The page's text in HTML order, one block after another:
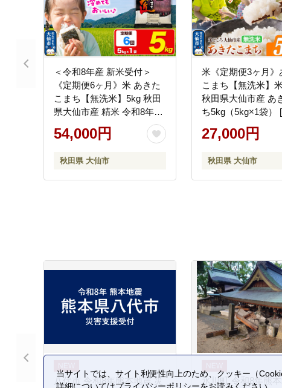
＜令和8年産 新米受付＞
《定期便6ヶ月》米 あきた
こまち【無洗米】5kg 秋田
県大仙市産 精米 令和8年産
[新米 先行予約 通算23回 特
A 秋田県産 あきたこまち
秋田小町 コメ kome 米どこ
ろ 5 キロ 小分け ご飯 ごは
54,000円
秋田県 大仙市
米《定期便3ヶ月》
こまち【無洗米】
秋田県大仙市産 あ
ち5kg（5kg×1袋）
こめ 無洗米 精米
まち ブランド米 通
どころ 秋田県産 大
27,000円
秋田県 大仙市
八代市 令和8年熊本地震 災 氷川町 令和8年熊
当サイトでは、サイト利便性向上のため、クッキー（
詳細についてはプライバシーポリシーをお読みください。